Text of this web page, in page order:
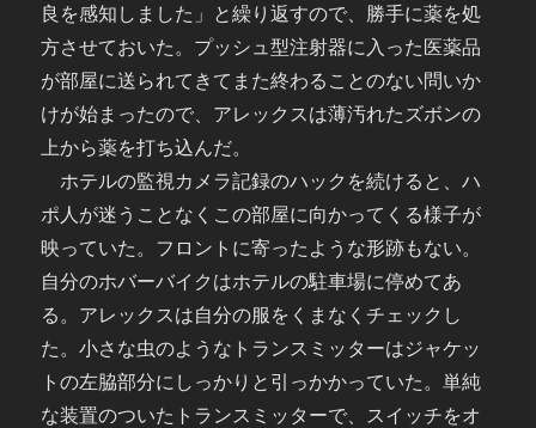
良を感知しました」と繰り返すので、勝手に薬を処
方させておいた。プッシュ型注射器に入った医薬品
が部屋に送られてきてまた終わることのない問いか
けが始まったので、アレックスは薄汚れたズボンの
上から薬を打ち込んだ。
ホテルの監視カメラ記録のハックを続けると、ハ
ポ人が迷うことなくこの部屋に向かってくる様子が
映っていた。フロントに寄ったような形跡もない。
自分のホバーバイクはホテルの駐車場に停めてあ
る。アレックスは自分の服をくまなくチェックし
た。小さな虫のようなトランスミッターはジャケッ
トの左脇部分にしっかりと引っかかっていた。単純
な装置のついたトランスミッターで、スイッチをオ